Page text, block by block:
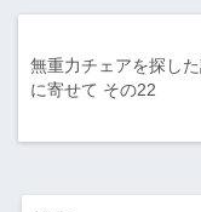
無重力チェアを探し
に寄せて その22